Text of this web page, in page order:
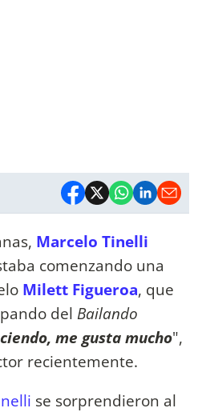
Marcelo Tinelli
comenzando una
Milett Figueroa, que
del Bailando
me gusta mucho",
recientemente.
se sorprendieron al